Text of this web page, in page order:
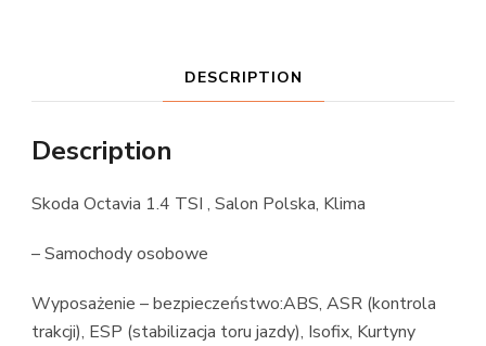
DESCRIPTION
Description
Skoda Octavia 1.4 TSI , Salon Polska, Klima
– Samochody osobowe
Wyposażenie – bezpieczeństwo:ABS, ASR (kontrola
trakcji), ESP (stabilizacja toru jazdy), Isofix, Kurtyny